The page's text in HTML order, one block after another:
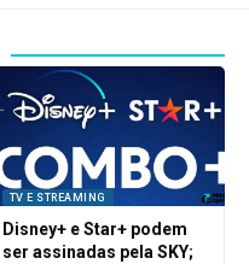
TV E STREAMING
Disney+ e Star+ podem
ser assinadas pela SKY;